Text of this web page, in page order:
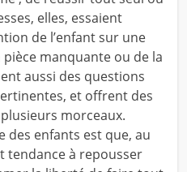
elles, essaient
de l’enfant sur une
manquante ou de la
aussi des questions
et offrent des
morceaux.
des enfants est que, au
tendance à repousser